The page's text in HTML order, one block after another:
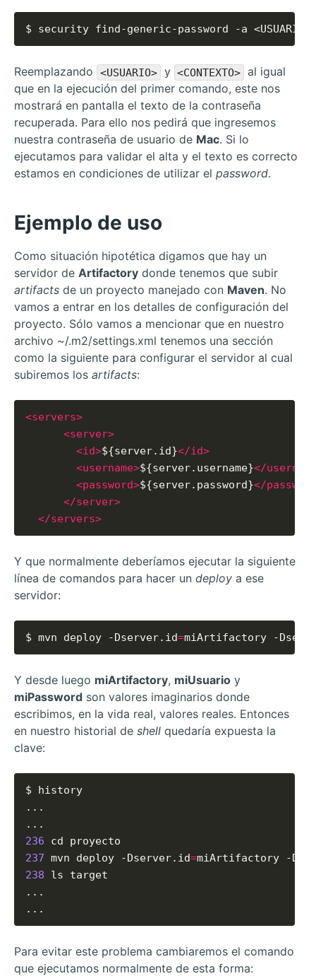
$ security find-generic-password -a <USUARIO> -
Reemplazando <USUARIO> y <CONTEXTO> al igual
que en la ejecución del primer comando, este nos
mostrará en pantalla el texto de la contraseña
recuperada. Para ello nos pedirá que ingresemos
nuestra contraseña de usuario de Mac. Si lo
ejecutamos para validar el alta y el texto es correcto
estamos en condiciones de utilizar el password.
Ejemplo de uso
Como situación hipotética digamos que hay un
servidor de Artifactory donde tenemos que subir
artifacts de un proyecto manejado con Maven. No
vamos a entrar en los detalles de configuración del
proyecto. Sólo vamos a mencionar que en nuestro
archivo ~/.m2/settings.xml tenemos una sección
como la siguiente para configurar el servidor al cual
subiremos los artifacts:
<servers>
<server>
<id>${server.id}</id>
<username>${server.username}</
<password>${server.password}</
</server>
</servers>
Y que normalmente deberíamos ejecutar la siguiente
línea de comandos para hacer un deploy a ese
servidor:
$ mvn deploy -Dserver.id=miArtifactory -
Y desde luego miArtifactory, miUsuario y
miPassword son valores imaginarios donde
escribimos, en la vida real, valores reales. Entonces
en nuestro historial de shell quedaría expuesta la
clave:
$ history
...
236
237 mvn deploy -Dserver.id=miArtifactory -
238 ls target
...
...
Para evitar este problema cambiaremos el comando
que ejecutamos normalmente de esta forma: